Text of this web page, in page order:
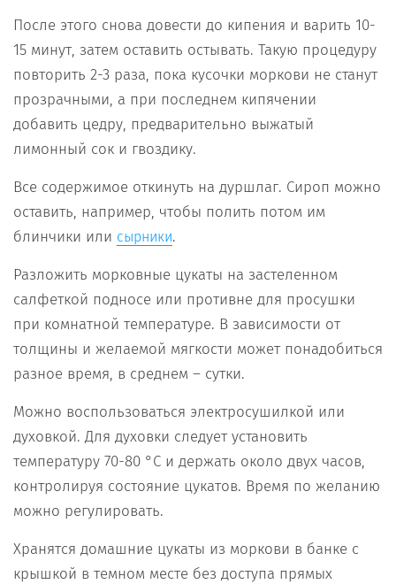
После этого снова довести до кипения и варить 10-
15 минут, затем оставить остывать. Такую процедуру
повторить 2-3 раза, пока кусочки моркови не станут
прозрачными, а при последнем кипячении
добавить цедру, предварительно выжатый
лимонный сок и гвоздику.
Все содержимое откинуть на дуршлаг. Сироп можно
оставить, например, чтобы полить потом им
блинчики или сырники.
Разложить морковные цукаты на застеленном
салфеткой подносе или противне для просушки
при комнатной температуре. В зависимости от
толщины и желаемой мягкости может понадобиться
разное время, в среднем – сутки.
Можно воспользоваться электросушилкой или
духовкой. Для духовки следует установить
температуру 70-80 °С и держать около двух часов,
контролируя состояние цукатов. Время по желанию
можно регулировать.
Хранятся домашние цукаты из моркови в банке с
крышкой в темном месте без доступа прямых